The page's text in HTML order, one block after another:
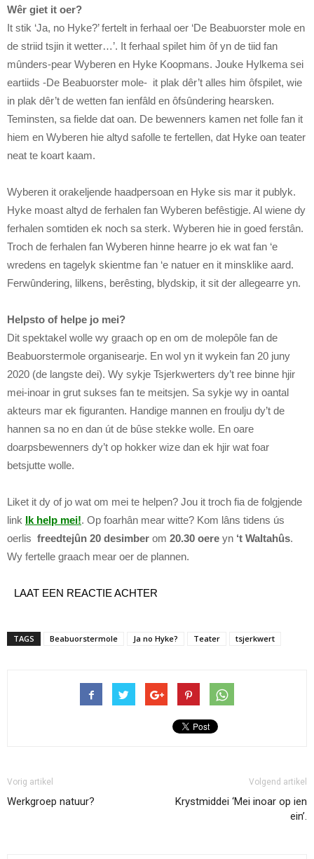
Wêr giet it oer?
It stik ‘Ja, no Hyke?’ fertelt in ferhaal oer ‘De Beabuorster mole en
de striid tsjin it wetter…’. It ferhaal spilet him ôf yn de tiid fan
mûnders-pear Wyberen en Hyke Koopmans. Jouke Hylkema sei
eartiids -De Beabuorster mole- it plak dêr’t alles him ôfspilet, wie
in plak dêr’t de wetten fan ienfâld en ôfsûndering hearsken.
Teminsten, sa fielde dat oan. De bewenners kamen net folle fan it
hiem en Wyberen hie altyd safolle te fertellen, dat Hyke oan teater
neat te koart kaam.
Wyberen it orakeljende haadpersoan en Hyke sis mar it publyk.
Hyke moast altyd de ferhalen fan Wyberen befêstigje. Al wiene dy
ferhalen somtiden ek noch sa sterk. Wyberen hie in goed ferstân.
Troch de ferhalen fan Wyberen hinne hearre jo ek wat fan ‘e
wredens en tagelyk skientme fan ‘e natuer en it minsklike aard.
Ferwûndering, lilkens, berêsting, blydskip, it sit der allegearre yn.
Helpsto of helpe jo mei?
Dit spektakel wolle wy graach op en om de molepôle fan de
Beabuorstermole organisearje. En wol yn it wykein fan 20 juny
2020 (de langste dei). Wy sykje Tsjerkwerters dy’t ree binne hjir
mei-inoar in grut sukses fan te meitsjen. Sa sykje wy in oantal
akteurs mar ek figuranten. Handige mannen en froulju dy’t de
hannen sa no en dan út de bûse stekke wolle. En oare
doarpsbewenners dy’t op hokker wize dan ek hjir wat foar
betsjutte wolle.
Liket it dy of jo wat om mei te helpen? Jou it troch fia de folgjende
link Ik help mei!. Op foarhân mear witte? Kom lâns tidens ús
oerlis freedtejûn 20 desimber om 20.30 oere yn ‘t Waltahûs.
Wy fertelle graach mear oer de plannen.
LAAT EEN REACTIE ACHTER
TAGS Beabuorstermole Ja no Hyke? Teater tsjerkwert
Vorig artikel
Werkgroep natuur?
Volgend artikel
Krystmiddei ‘Mei inoar op ien
ein’.